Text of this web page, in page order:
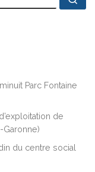
Parc Fontaine
de
Garonne)
du centre social